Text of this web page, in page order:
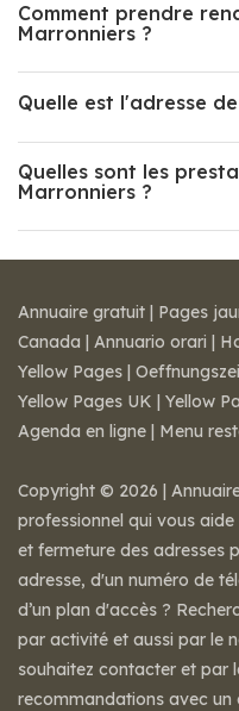
Comment prendre
Marronniers ?
Quelle est l'adresse
Quelles sont les
Marronniers ?
Annuaire gratuit | Pages
Canada | Annuario orari |
Yellow Pages |
Yellow Pages UK | Yellow
Agenda en ligne | Menu
Copyright © 2026 |
professionnel qui vous
et fermeture des adresses
adresse, d'un numéro de
d’un plan d'accès ?
par activité et aussi par le
souhaitez contacter et par
recommandations avec un